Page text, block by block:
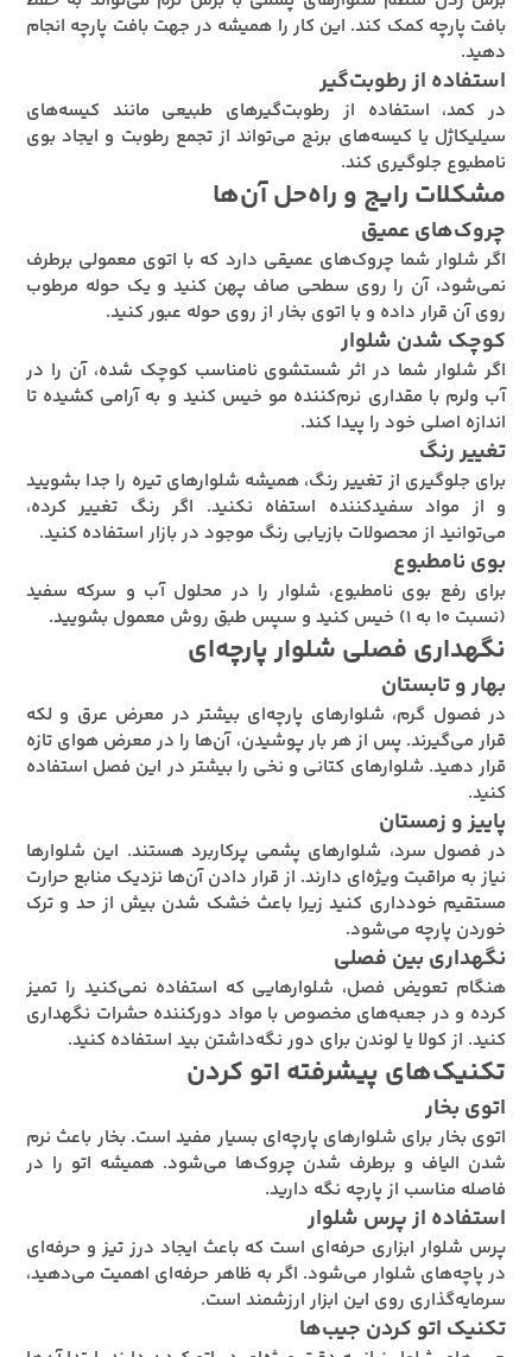
بافت پارچه کمک کند. این کار را همیشه در جهت بافت پارچه انجام
دهید.
استفاده از رطوبت‌گیر
در کمد، استفاده از رطوبت‌گیرهای طبیعی مانند کیسه‌های
سیلیکاژل یا کیسه‌های برنج می‌تواند از تجمع رطوبت و ایجاد بوی
نامطبوع جلوگیری کند.
مشکلات رایج و راه‌حل آن‌ها
چروک‌های عمیق
اگر شلوار شما چروک‌های عمیقی دارد که با اتوی معمولی برطرف
نمی‌شود، آن را روی سطحی صاف پهن کنید و یک حوله مرطوب
روی آن قرار داده و با اتوی بخار از روی حوله عبور کنید.
کوچک شدن شلوار
اگر شلوار شما در اثر شستشوی نامناسب کوچک شده، آن را در
آب ولرم با مقداری نرم‌کننده مو خیس کنید و به آرامی کشیده تا
اندازه اصلی خود را پیدا کند.
تغییر رنگ
برای جلوگیری از تغییر رنگ، همیشه شلوارهای تیره را جدا بشویید
و از مواد سفیدکننده استفاه نکنید. اگر رنگ تغییر کرده،
می‌توانید از محصولات بازیابی رنگ موجود در بازار استفاده کنید.
بوی نامطبوع
برای رفع بوی نامطبوع، شلوار را در محلول آب و سرکه سفید
(نسبت ۱۰ به ۱) خیس کنید و سپس طبق روش معمول بشویید.
نگهداری فصلی شلوار پارچه‌ای
بهار و تابستان
در فصول گرم، شلوارهای پارچه‌ای بیشتر در معرض عرق و لکه
قرار می‌گیرند. پس از هر بار پوشیدن، آن‌ها را در معرض هوای تازه
قرار دهید. شلوارهای کتانی و نخی را بیشتر در این فصل استفاده
کنید.
پاییز و زمستان
در فصول سرد، شلوارهای پشمی پرکاربرد هستند. این شلوارها
نیاز به مراقبت ویژه‌ای دارند. از قرار دادن آن‌ها نزدیک منابع حرارت
مستقیم خودداری کنید زیرا باعث خشک شدن بیش از حد و ترک
خوردن پارچه می‌شود.
نگهداری بین فصلی
هنگام تعویض فصل، شلوارهایی که استفاده نمی‌کنید را تمیز
کرده و در جعبه‌های مخصوص با مواد دورکننده حشرات نگهداری
کنید. از کولا یا لوندن برای دور نگه‌داشتن بید استفاده کنید.
تکنیک‌های پیشرفته اتو کردن
اتوی بخار
اتوی بخار برای شلوارهای پارچه‌ای بسیار مفید است. بخار باعث نرم
شدن الیاف و برطرف شدن چروک‌ها می‌شود. همیشه اتو را در
فاصله مناسب از پارچه نگه دارید.
استفاده از پرس شلوار
پرس شلوار ابزاری حرفه‌ای است که باعث ایجاد درز تیز و حرفه‌ای
در پاچه‌های شلوار می‌شود. اگر به ظاهر حرفه‌ای اهمیت می‌دهید،
سرمایه‌گذاری روی این ابزار ارزشمند است.
تکنیک اتو کردن جیب‌ها